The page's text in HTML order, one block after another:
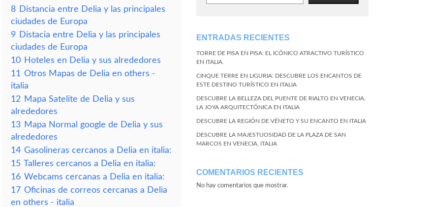
8 Distancia entre Delia y las principales
ciudades de Europa
9 Distacia entre Delia y las principales
ciudades de Europa
10 Hoteles en Delia y sus alrededores
11 Otros Mapas de Delia en others -
italia
12 Mapa Satelite de Delia y sus
alrededores
13 Mapa Normal google de Delia y sus
alrededores
14 Gasolineras cercanos a Delia en italia:
15 Talleres cercanos a Delia en italia:
16 Webcams cercanas a Delia en italia:
17 Oficinas de correos cercanas a Delia
en others - italia
ENTRADAS RECIENTES
TORRE DE PISA EN PISA: EL ICÓNICO ATRACTIVO TURÍSTICO
EN ITALIA.
CINQUE TERRE EN LIGURIA: DESCUBRE LOS ENCANTOS DE
ESTE DESTINO TURÍSTICO EN ITALIA
DESCUBRE LA BELLEZA DEL PUENTE DE RIALTO EN VENECIA,
LA JOYA ARQUITECTÓNICA EN ITALIA
DESCUBRE LA REGIÓN DE VÉNETO Y SU ENCANTO EN ITALIA
DESCUBRE LA MAJESTUOSIDAD DE LA PLAZA DE SAN
MARCOS EN VENECIA, ITALIA
COMENTARIOS RECIENTES
No hay comentarios que mostrar.